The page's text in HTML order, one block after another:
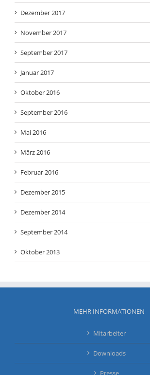
Dezember 2017
November 2017
September 2017
Januar 2017
Oktober 2016
September 2016
Mai 2016
März 2016
Februar 2016
Dezember 2015
Dezember 2014
September 2014
Oktober 2013
Downloads
Presse